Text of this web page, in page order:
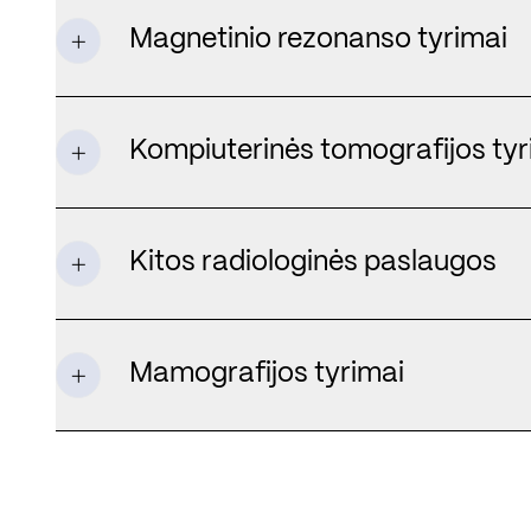
Magnetinio rezonanso tyrimai
Kompiuterinės tomografijos
Kitos radiologinės paslaugos
Mamografijos tyrimai